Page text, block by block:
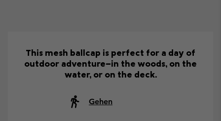
This mesh ballcap is perfect for a day of
outdoor adventure—in the woods, on the
water, or on the deck.
Gehen